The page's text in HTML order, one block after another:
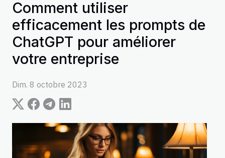
Comment utiliser
efficacement les prompts de
ChatGPT pour améliorer
votre entreprise
Dim. 8 octobre 2023